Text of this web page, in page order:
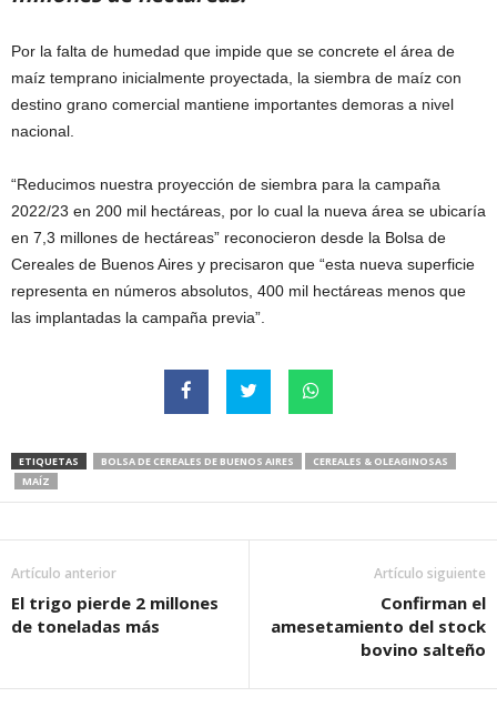
Por la falta de humedad que impide que se concrete el área de
maíz temprano inicialmente proyectada, la siembra de maíz con
destino grano comercial mantiene importantes demoras a nivel
nacional.
“Reducimos nuestra proyección de siembra para la campaña
2022/23 en 200 mil hectáreas, por lo cual la nueva área se ubicaría
en 7,3 millones de hectáreas” reconocieron desde la Bolsa de
Cereales de Buenos Aires y precisaron que “esta nueva superficie
representa en números absolutos, 400 mil hectáreas menos que
las implantadas la campaña previa”.
ETIQUETAS BOLSA DE CEREALES DE BUENOS AIRES
CEREALES & OLEAGINOSAS
MAÍZ
Artículo anterior
El trigo pierde 2 millones
de toneladas más
Artículo siguiente
Confirman el
amesetamiento del stock
bovino salteño